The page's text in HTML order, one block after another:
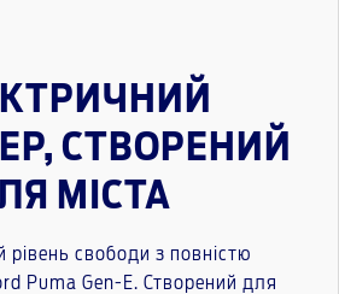
СТВОРЕНИЙ
МІСТА
рівень свободи з повністю
Puma Gen-E. Створений для